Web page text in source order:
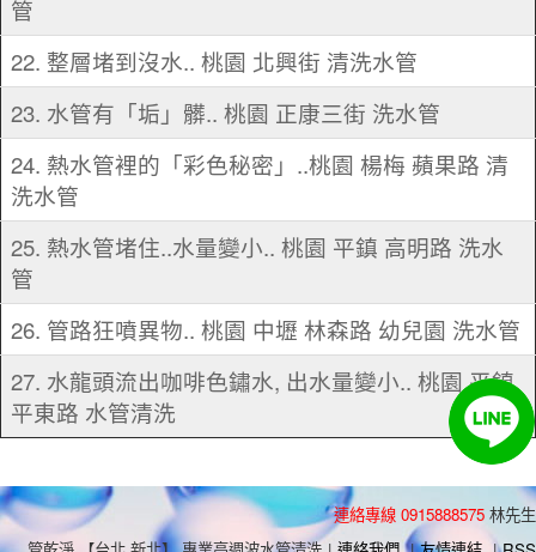
管
22. 整層堵到沒水.. 桃園 北興街 清洗水管
23. 水管有「垢」髒.. 桃園 正康三街 洗水管
24. 熱水管裡的「彩色秘密」..桃園 楊梅 蘋果路 清
洗水管
25. 熱水管堵住..水量變小.. 桃園 平鎮 高明路 洗水
管
26. 管路狂噴異物.. 桃園 中壢 林森路 幼兒園 洗水管
27. 水龍頭流出咖啡色鏽水, 出水量變小.. 桃園 平鎮
平東路 水管清洗
連絡專線 0915888575 林先生